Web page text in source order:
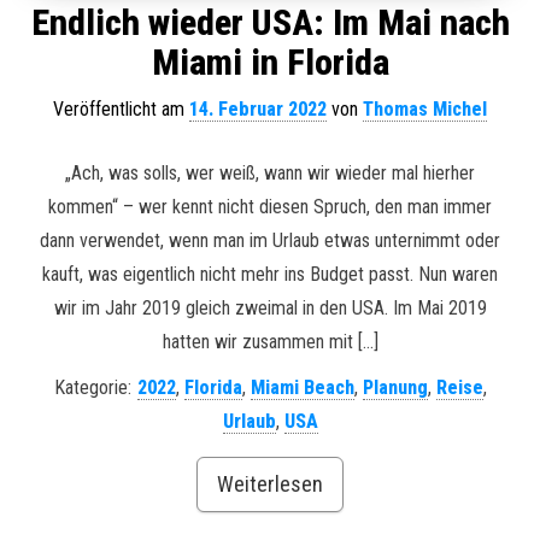
Endlich wieder USA: Im Mai nach
Miami in Florida
Veröffentlicht am 14. Februar 2022 von Thomas Michel
„Ach, was solls, wer weiß, wann wir wieder mal hierher
kommen“ – wer kennt nicht diesen Spruch, den man immer
dann verwendet, wenn man im Urlaub etwas unternimmt oder
kauft, was eigentlich nicht mehr ins Budget passt. Nun waren
wir im Jahr 2019 gleich zweimal in den USA. Im Mai 2019
hatten wir zusammen mit […]
Kategorie: 2022, Florida, Miami Beach, Planung, Reise,
Urlaub, USA
Weiterlesen